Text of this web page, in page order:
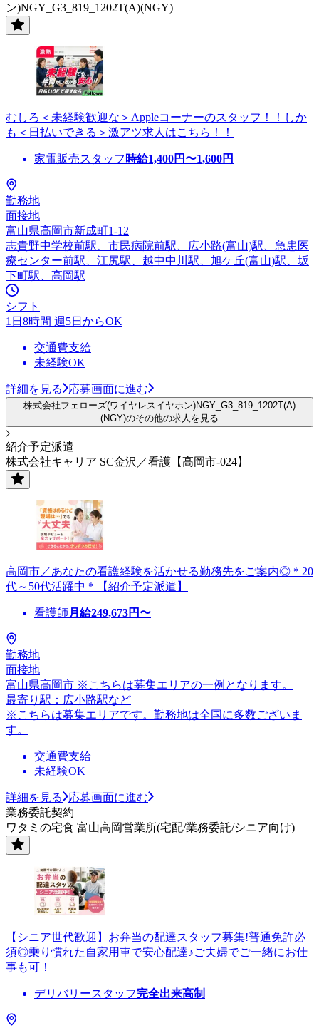
ン)NGY_G3_819_1202T(A)(NGY)
むしろ＜未経験歓迎な＞Appleコーナーのスタッフ！！しか
も＜日払いできる＞激アツ求人はこちら！！
家電販売スタッフ 時給1,400円〜1,600円
勤務地
面接地
富山県高岡市新成町1-12
志貴野中学校前駅、市民病院前駅、広小路(富山)駅、急患医
療センター前駅、江尻駅、越中中川駅、旭ケ丘(富山)駅、坂
下町駅、高岡駅
シフト
1日8時間 週5日からOK
交通費支給
未経験OK
詳細を見る 応募画面に進む
株式会社フェローズ(ワイヤレスイヤホン)NGY_G3_819_1202T(A)
(NGY)のその他の求人を見る
紹介予定派遣
株式会社キャリア SC金沢／看護【高岡市-024】
高岡市／あなたの看護経験を活かせる勤務先をご案内◎＊20
代～50代活躍中＊【紹介予定派遣】
看護師 月給249,673円〜
勤務地
面接地
富山県高岡市 ※こちらは募集エリアの一例となります。
最寄り駅：広小路駅など
※こちらは募集エリアです。勤務地は全国に多数ございま
す。
交通費支給
未経験OK
詳細を見る
応募画面に進む
業務委託契約
ワタミの宅食 富山高岡営業所(宅配/業務委託/シニア向け)
【シニア世代歓迎】お弁当の配達スタッフ募集!普通免許必
須◎乗り慣れた自家用車で安心配達♪ご夫婦でご一緒にお仕
事も可！
デリバリースタッフ完全出来高制